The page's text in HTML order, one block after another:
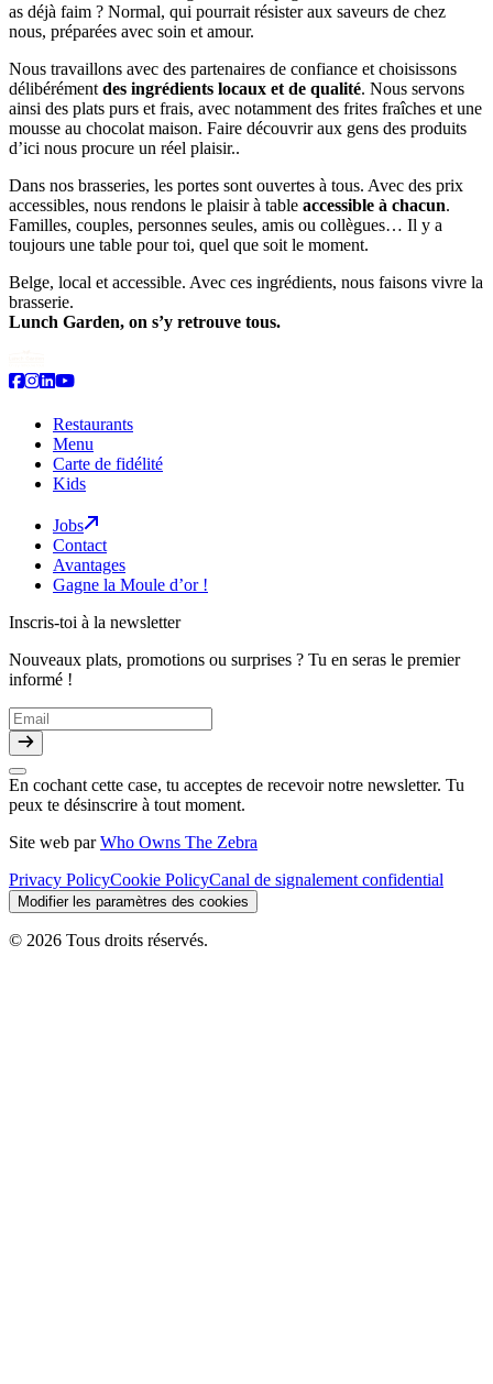
as déjà faim ? Normal, qui pourrait résister aux saveurs de chez
nous, préparées avec soin et amour.
Nous travaillons avec des partenaires de confiance et choisissons
délibérément des ingrédients locaux et de qualité. Nous servons
ainsi des plats purs et frais, avec notamment des frites fraîches et une
mousse au chocolat maison. Faire découvrir aux gens des produits
d’ici nous procure un réel plaisir..
Dans nos brasseries, les portes sont ouvertes à tous. Avec des prix
accessibles, nous rendons le plaisir à table accessible à chacun.
Familles, couples, personnes seules, amis ou collègues… Il y a
toujours une table pour toi, quel que soit le moment.
Belge, local et accessible. Avec ces ingrédients, nous faisons vivre la
brasserie.
Lunch Garden, on s’y retrouve tous.
Restaurants
Menu
Carte de fidélité
Kids
Jobs
Contact
Avantages
Gagne la Moule d’or !
Inscris-toi à la newsletter
Nouveaux plats, promotions ou surprises ? Tu en seras le premier
informé !
En cochant cette case, tu acceptes de recevoir notre newsletter. Tu
peux te désinscrire à tout moment.
Site web parWho Owns The Zebra
Privacy PolicyCookie PolicyCanal de signalement confidential
Modifier les paramètres des cookies
© 2026 Tous droits réservés.